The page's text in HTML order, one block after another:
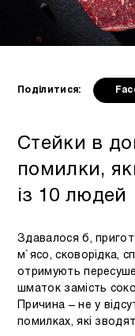
Поділитися:
Стейки в
помилки,
із 10 людей
Здавалося б,
м`ясо, сковорідка,
отримують
шматок замість
Причина – не у
помилках, які